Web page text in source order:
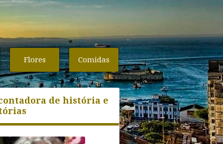
Flores Comidas
de história e